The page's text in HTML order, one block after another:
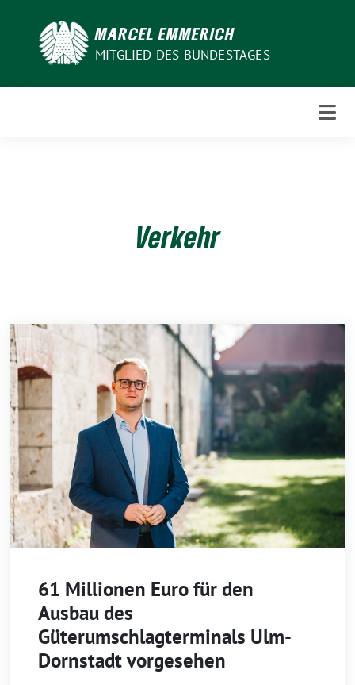
MARCEL EMMERICH
MITGLIED DES BUNDESTAGES
Verkehr
61 Millionen Euro für den
Ausbau des
Güterumschlagterminals Ulm-
Dornstadt vorgesehen